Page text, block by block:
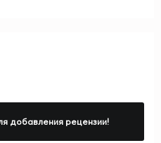
добавления рецензии!